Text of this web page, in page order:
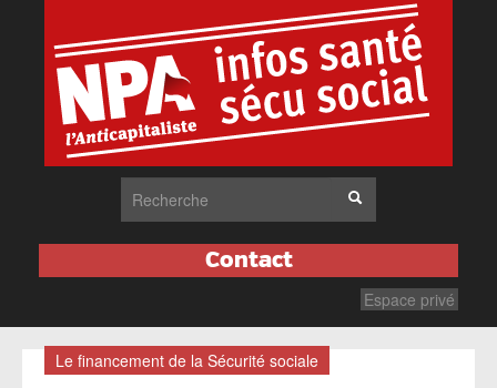
Contact
Espace privé
Le financement de la Sécurité sociale